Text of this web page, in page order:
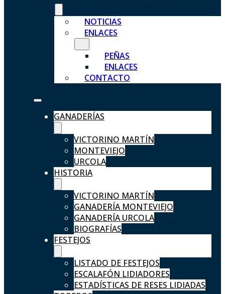
NOTICIAS
ENLACES
PEÑAS
ENLACES
CONTACTO
GANADERÍAS
VICTORINO MARTÍN
MONTEVIEJO
URCOLA
HISTORIA
VICTORINO MARTÍN
GANADERÍA MONTEVIEJO
GANADERÍA URCOLA
BIOGRAFÍAS
FESTEJOS
LISTADO DE FESTEJOS
ESCALAFÓN LIDIADORES
ESTADÍSTICAS DE RESES LIDIADAS